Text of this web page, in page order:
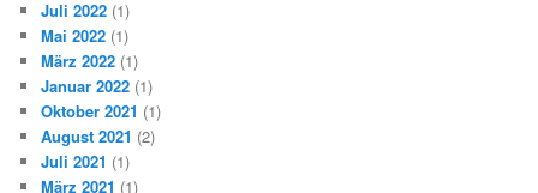
Juli 2022 (1)
Mai 2022 (1)
März 2022 (1)
Januar 2022 (1)
Oktober 2021 (1)
August 2021 (2)
Juli 2021 (1)
März 2021 (1)